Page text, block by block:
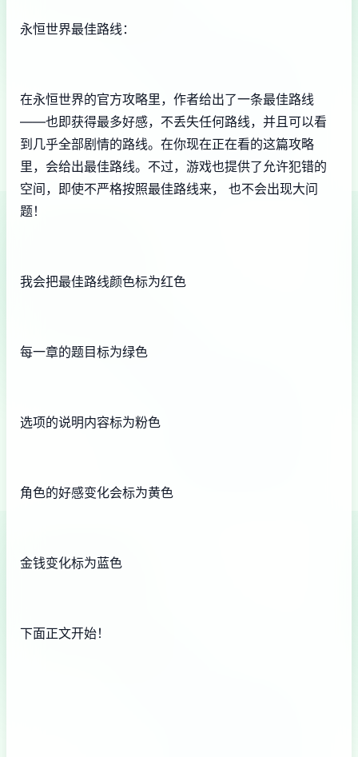
永恒世界最佳路线：
在永恒世界的官方攻略里，作者给出了一条最佳路线
——也即获得最多好感，不丢失任何路线，并且可以看
到几乎全部剧情的路线。在你现在正在看的这篇攻略
里，会给出最佳路线。不过，游戏也提供了允许犯错的
空间，即使不严格按照最佳路线来， 也不会出现大问
题！
我会把最佳路线颜色标为红色
每一章的题目标为绿色
选项的说明内容标为粉色
角色的好感变化会标为黄色
金钱变化标为蓝色
下面正文开始！